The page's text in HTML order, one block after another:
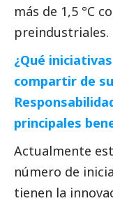
más de 1,5 °C
preindustriales.
¿Qué
compartir de
principales
Actualmente
número de
tienen la